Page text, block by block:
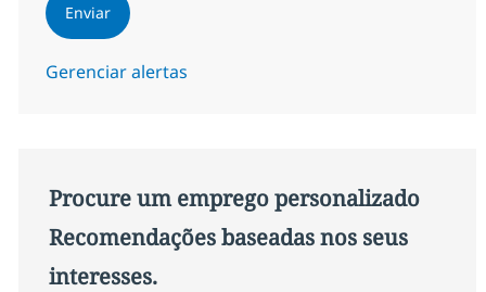
Enviar
Gerenciar alertas
Procure um emprego personalizado
Recomendações baseadas nos seus
interesses.